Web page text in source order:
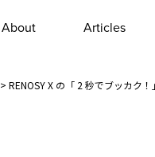
About Articles
> RENOSY X の「 2 秒でブッカク